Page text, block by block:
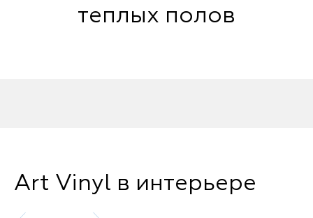
теплых полов
Art Vinyl в интерьере